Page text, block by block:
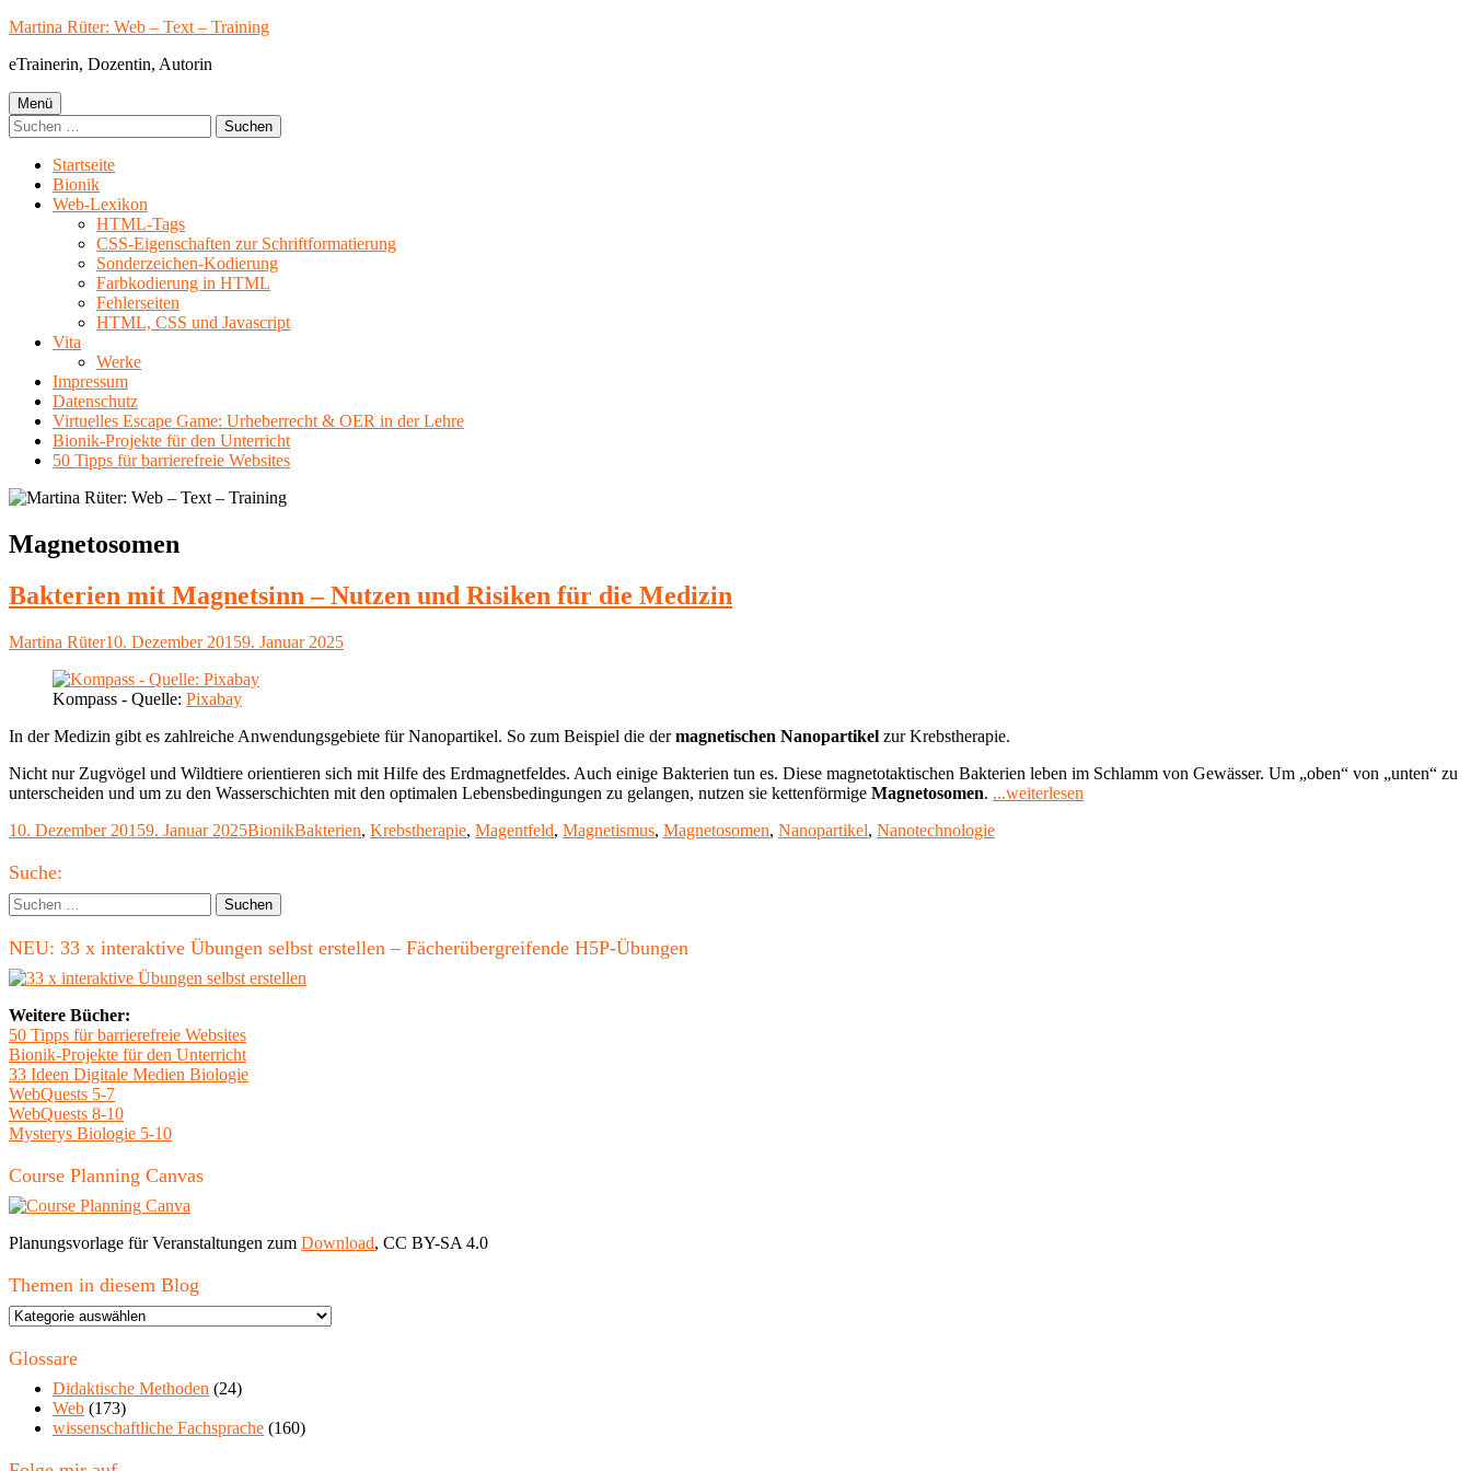
Springe
Inhalt
Martina Rüter: Web – Text – Training
eTrainerin, Dozentin, Autorin
Primäres
Menü
Menü
Suchen
nach:
Startseite
Bionik
Web-Lexikon
HTML-Tags
CSS-Eigenschaften zur Schriftformatierung
Sonderzeichen-Kodierung
Farbkodierung in HTML
Fehlerseiten
HTML, CSS und Javascript
Vita
Werke
Impressum
Datenschutz
Virtuelles Escape Game: Urheberrecht & OER in der Lehre
Bionik-Projekte für den Unterricht
50 Tipps für barrierefreie Websites
Schlagwort:
Magnetosomen
Bakterien mit Magnetsinn – Nutzen und Risiken für die Medizin
Autor
Martina RüterVeröffentlicht
10. Dezember 20159. Januar 2025
Kompass - Quelle: Pixabay
In der Medizin gibt es zahlreiche Anwendungsgebiete für Nanopartikel. So zum Beispiel die dermagnetischen Nanopartikel zur Krebstherapie.
Nicht nur Zugvögel und Wildtiere orientieren sich mit Hilfe des Erdmagnetfeldes. Auch einige Bakterien tun es. Diese magnetotaktischen Bakterien leben im Schlamm von Gewässer. Um „oben“ von „unten“ zu
unterscheiden und um zu den Wasserschichten mit den optimalen Lebensbedingungen zu gelangen, nutzen sie kettenförmige Magnetosomen. ...weiterlesen
Veröffentlicht
10. Dezember 20159. Januar 2025Kategorien
BionikSchlagwörter
Bakterien, Krebstherapie, Magentfeld, Magnetismus, Magnetosomen, Nanopartikel, Nanotechnologie
Haupt-
Seitenleiste
Suche:
Suchen
nach:
NEU: 33 x interaktive Übungen selbst erstellen – Fächerübergreifende H5P-Übungen
Weitere Bücher:
50 Tipps für barrierefreie Websites
Bionik-Projekte für den Unterricht
33 Ideen Digitale Medien Biologie
WebQuests 5-7
WebQuests 8-10
Mysterys Biologie 5-10
Course Planning Canvas
Planungsvorlage für Veranstaltungen zum Download, CC BY-SA 4.0
Themen in diesem Blog
Themen
diesem
Glossare
Didaktische Methoden (24)
Web (173)
wissenschaftliche Fachsprache (160)